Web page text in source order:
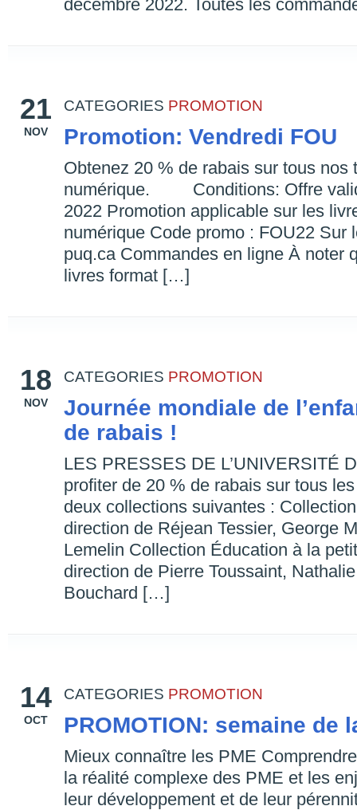
décembre 2022. Toutes les
21
NOV
CATEGORIES PROMOTION
Promotion: Vendredi FOU
Obtenez 20 % de rabais sur tous nos
numérique. Conditions: Offre
2022 Promotion applicable sur les
numérique Code promo : FOU22 Sur
puq.ca Commandes en ligne À noter
livres format […]
18
NOV
CATEGORIES PROMOTION
Journée mondiale de
de rabais !
LES PRESSES DE L’UNIVERSITÉ
profiter de 20 % de rabais sur tous
deux collections suivantes :
direction de Réjean Tessier, George
Lemelin Collection Éducation à la
direction de Pierre Toussaint,
Bouchard […]
14
OCT
CATEGORIES PROMOTION
PROMOTION: semaine de
Mieux connaître les PME
la réalité complexe des PME et les
leur développement et de leur